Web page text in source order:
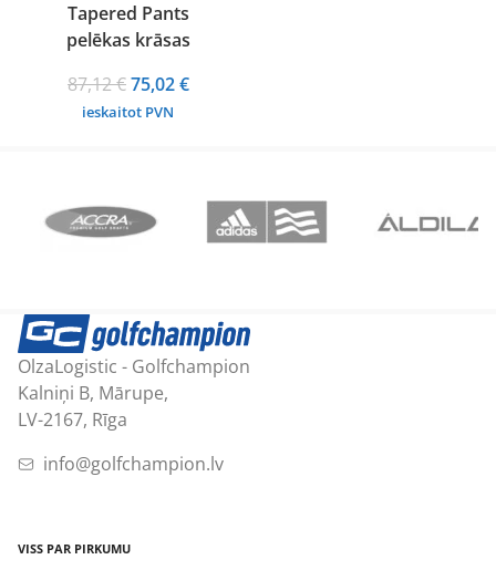
Tapered Pants
pelēkas krāsas
87,12€Original
price
75,02€Current
ieskaitot PVN
OlzaLogistic - Golfchampion
Kalniņi B, Mārupe,
LV-2167, Rīga
info@golfchampion.lv
VISS PAR PIRKUMU